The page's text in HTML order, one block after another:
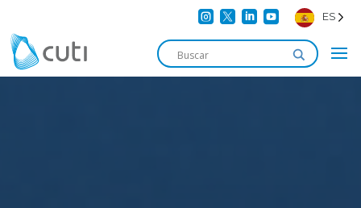
    ES